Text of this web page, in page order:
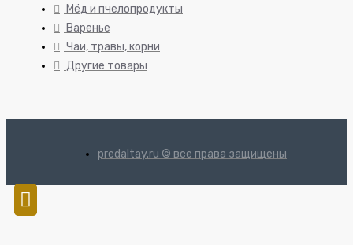
Мёд и пчелопродукты
Варенье
Чаи, травы, корни
Другие товары
predaltay.ru © все права защищены